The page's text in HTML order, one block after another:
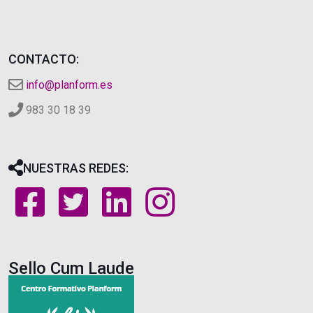
CONTACTO:
info@planform.es
983 30 18 39
NUESTRAS REDES:
Sello Cum Laude